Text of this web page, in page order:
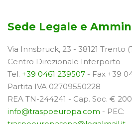
Sede Legale e
Via Innsbruck, 23 - 38121 Trento
Centro Direzionale Interporto
Tel. +39 0461 239507 - Fax +39
Partita IVA 02709550228
REA TN-244241 - Cap. Soc. €
info@traspoeuropa.com - PEC: